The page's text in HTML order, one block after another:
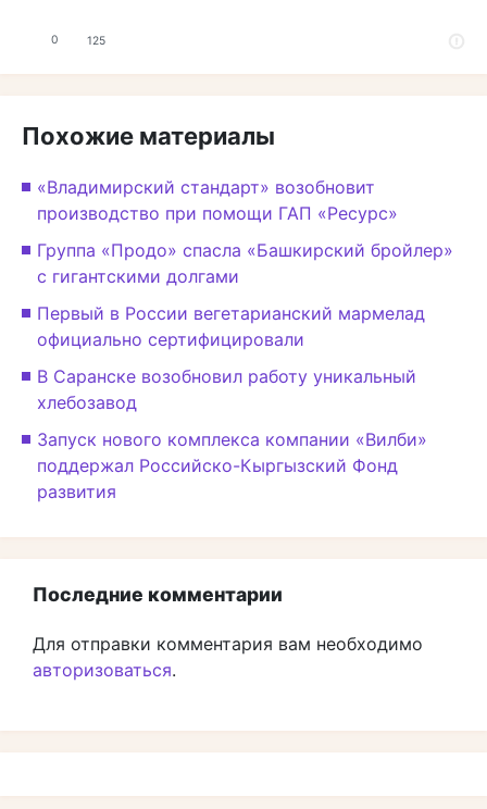
0 125
Похожие материалы
«Владимирский стандарт» возобновит
производство при помощи ГАП «Ресурс»
Группа «Продо» спасла «Башкирский бройлер»
с гигантскими долгами
Первый в России вегетарианский мармелад
официально сертифицировали
В Саранске возобновил работу уникальный
хлебозавод
Запуск нового комплекса компании «Вилби»
поддержал Российско-Кыргызский Фонд
развития
Последние комментарии
Для отправки комментария вам необходимо
авторизоваться.